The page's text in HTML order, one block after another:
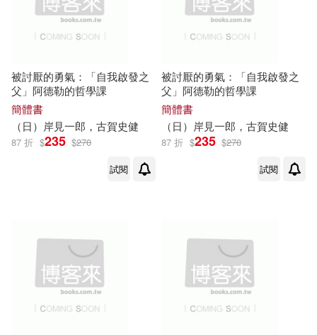
被討厭的勇氣：「自我啟發之
父」阿德勒的哲學課
簡體書
（日） 岸見一郎 ， 古賀史健
87 折 $235 $270
試閱
被討厭的勇氣：「自我啟發之
父」阿德勒的哲學課
簡體書
（日） 岸見一郎 ， 古賀史健
87 折 $235 $270
試閱